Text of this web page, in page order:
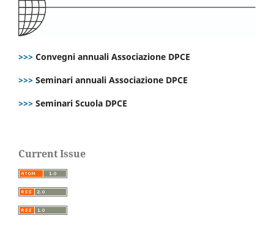
>>> Convegni annuali Associazione DPCE
>>> Seminari annuali Associazione DPCE
>>> Seminari Scuola DPCE
Current Issue